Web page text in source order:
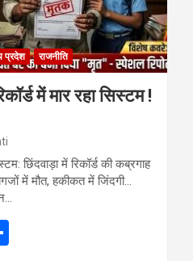
प्रदेश राजनीति
में मार रहा सिस्टम !
छिंदवाड़ा में रिकॉर्ड की कब्रगाह
में मौत, हकीकत में जिंदगी…